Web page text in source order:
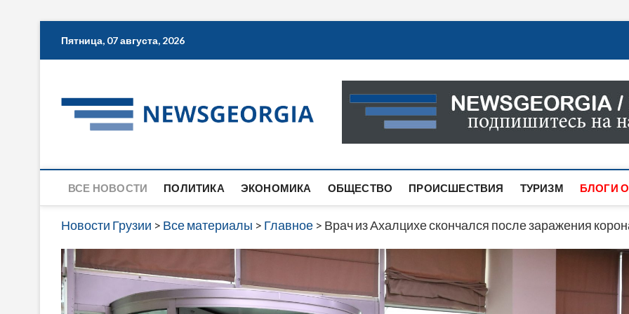
Пятница, 07 августа, 2026
Новости Грузии
САМАЯ АКТУАЛЬНАЯ ИНФОРМАЦИЯ О СОБЫТИЯХ
САЙТЕ ВЫ НАЙДЕТЕ НОВОСТИ ПОЛИТИКИ,
ВСЕ НОВОСТИ ПОЛИТИКА ЭКОНОМИКА ОБЩЕСТВО ПРОИСШЕСТВИЯ ТУРИЗМ БЛОГИ
Новости Грузии > Все материалы > Главное > Врач из Ахалцихе скончался после заражения